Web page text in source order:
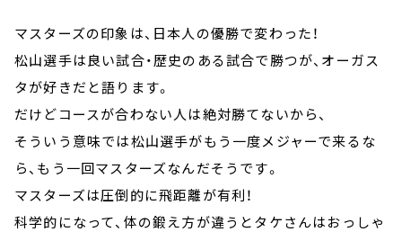
マスターズの印象は、日本人の優勝で変わった！
松山選手は良い試合・歴史のある試合で勝つが、オーガス
タが好きだと語ります。
だけどコースが合わない人は絶対勝てないから、
そういう意味では松山選手がもう一度メジャーで来るな
ら、もう一回マスターズなんだそうです。
マスターズは圧倒的に飛距離が有利！
科学的になって、体の鍛え方が違うとタケさんはおっしゃ